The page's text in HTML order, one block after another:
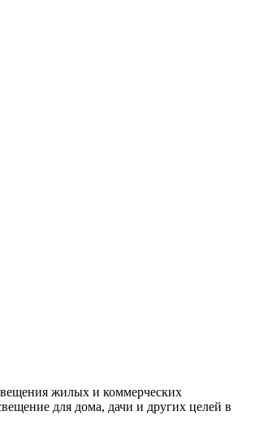
жилых и коммерческих
для дома, дачи и других целей в